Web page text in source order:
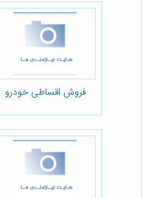
فروش اقساطی خودرو